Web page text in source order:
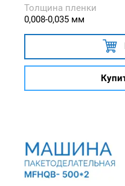
Толщина пленки
0,008-0,035 мм